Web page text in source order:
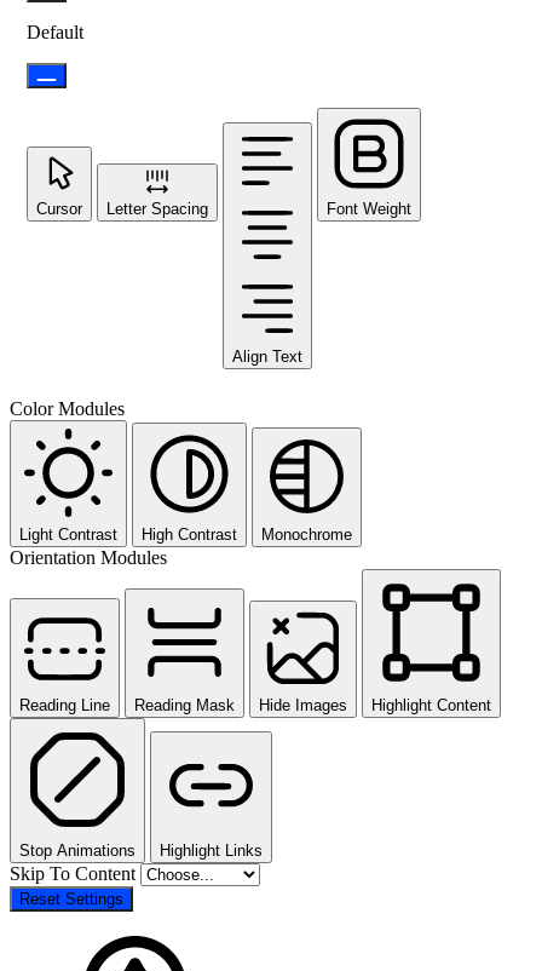
Default
Cursor Letter Spacing
Align Text
Font Weight
Color Modules
Light Contrast High Contrast Monochrome
Orientation Modules
Reading Line Reading Mask Hide Images Highlight Content
Stop Animations Highlight Links
Skip To Content
Reset Settings